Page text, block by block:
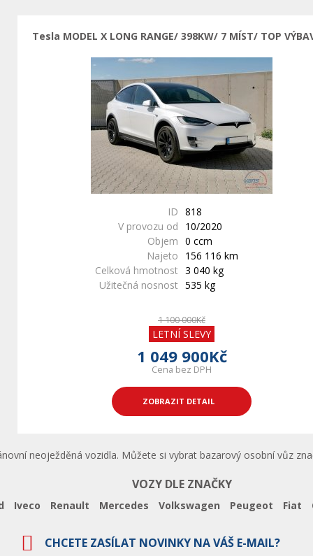
Tesla MODEL X LONG RANGE/ 398KW/ 7 MÍST/ TOP
ID 818
V provozu od
10/2020
Objem 0 ccm
Najeto
156 116 km
Celková hmotnost 3 040 kg
Užitečná nosnost 535 kg
1 100 000Kč
LETNÍ SLEVY
1 049 900Kč
Cena bez DPH
ZOBRAZIT DETAIL
neoježděná vozidla. Můžete si vybrat bazarový osobní vůz
VOZY DLE ZNAČKY
Iveco Renault Mercedes Volkswagen Peugeot Fiat
CHCETE ZASÍLAT NOVINKY NA VÁŠ E-MAIL?